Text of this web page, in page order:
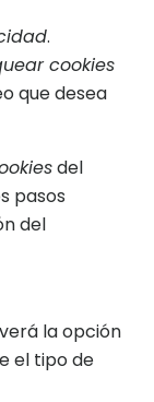
.
cookies
que desea
del
pasos
del
la opción
el tipo de